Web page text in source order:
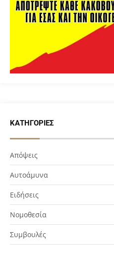
ΚΑΤΗΓΟΡΊΕΣ
Απόψεις
Αυτοάμυνα
Ειδήσεις
Νομοθεσία
Συμβουλές